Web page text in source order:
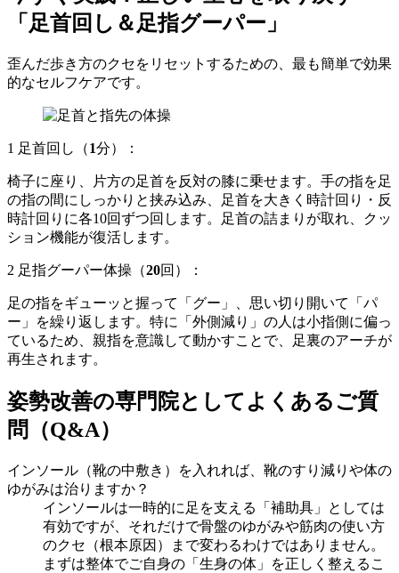
「足首回し＆足指グーパー」
歪んだ歩き方のクセをリセットするための、最も簡単で効果
的なセルフケアです。
1 足首回し（1分）：
椅子に座り、片方の足首を反対の膝に乗せます。手の指を足
の指の間にしっかりと挟み込み、足首を大きく時計回り・反
時計回りに各10回ずつ回します。足首の詰まりが取れ、クッ
ション機能が復活します。
2 足指グーパー体操（20回）：
足の指をギューッと握って「グー」、思い切り開いて「パ
ー」を繰り返します。特に「外側減り」の人は小指側に偏っ
ているため、親指を意識して動かすことで、足裏のアーチが
再生されます。
姿勢改善の専門院としてよくあるご質
問（Q&A）
インソール（靴の中敷き）を入れれば、靴のすり減りや体の
ゆがみは治りますか？
インソールは一時的に足を支える「補助具」としては
有効ですが、それだけで骨盤のゆがみや筋肉の使い方
のクセ（根本原因）まで変わるわけではありません。
まずは整体でご自身の「生身の体」を正しく整えるこ